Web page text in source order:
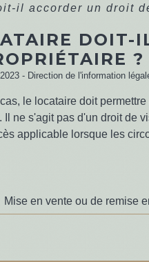
il accorder un droit
DOIT-
?
- Direction de l'information
le locataire doit
Il ne s'agit pas d'un droit de
applicable lorsque les
Mise en vente ou de remise